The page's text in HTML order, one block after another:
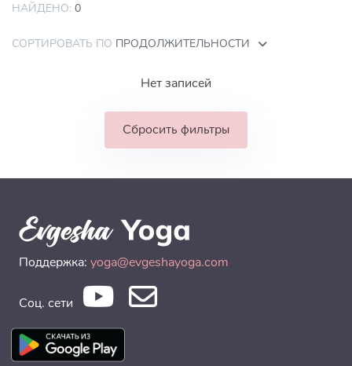
НАЙДЕНО: 0
СОРТИРОВАТЬ ПО ПРОДОЛЖИТЕЛЬНОСТИ
Нет записей
Сбросить фильтры
Поддержка: yoga@evgeshayoga.com
Соц. сети